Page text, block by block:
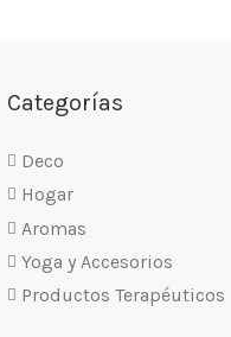
Categorías
Deco
Hogar
Aromas
Yoga y Accesorios
Productos Terapéuticos